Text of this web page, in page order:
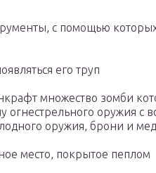
с помощью
его труп
множество зомби
оружия с
оружия, брони и
место, покрытое пеплом